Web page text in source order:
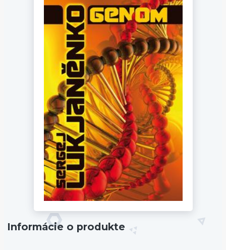
Informácie o produkte